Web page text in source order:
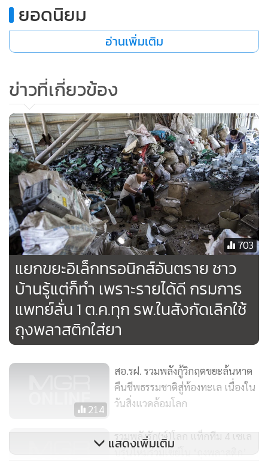
เรื้อรัง โดยเข้าไปทำลายระบบประสาท เกิดการซีด แต่จากการ
ลงพื้นที่มา 2 ปี ก็ยังไม่พบ” นพ.สุวรรณชัย กล่าว
ยอดนิยม
อ่านเพิ่มเติม
ข่าวที่เกี่ยวข้อง
703
แยกขยะอิเล็กทรอนิกส์อันตราย ชาว
บ้านรู้แต่ก็ทำ เพราะรายได้ดี กรมการ
แพทย์ลั่น 1 ต.ค.ทุก รพ.ในสังกัดเลิกใช้
ถุงพลาสติกใส่ยา
214
สอ.รฝ. รวมพลังกู้วิกฤตขยะล้นหาด
คืนชีพธรรมชาติสู่ท้องทะเล เนื่องใน
วันสิ่งแวดล้อมโลก
รวมพลังรัก(ษ์)โลก แท็กทีม 4 เซเล
บรุ่นใหม่ร่วมเซย์โน ‘ถุงพลาสติก’
แสดงเพิ่มเติม